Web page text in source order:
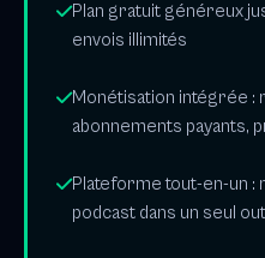
Plan gratuit généreux
envois illimités
Monétisation intégrée :
abonnements payants,
Plateforme tout-en-un :
podcast dans un seul